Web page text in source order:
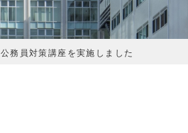
公務員対策講座を実施しました